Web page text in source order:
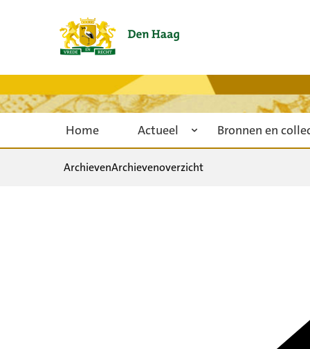
Home Actueel Bronnen en
ArchievenArchievenoverzicht